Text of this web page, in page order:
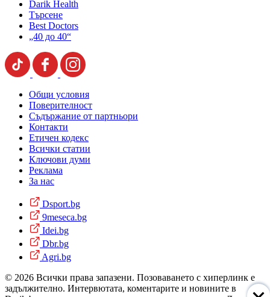
Darik Health
Търсене
Best Doctors
„40 до 40“
Общи условия
Поверителност
Съдържание от партньори
Контакти
Етичен кодекс
Всички статии
Ключови думи
Реклама
За нас
Dsport.bg
9meseca.bg
Idei.bg
Dbr.bg
Agri.bg
© 2026 Всички права запазени. Позоваването с хиперлинк е
задължително. Интервютата, коментарите и новините в